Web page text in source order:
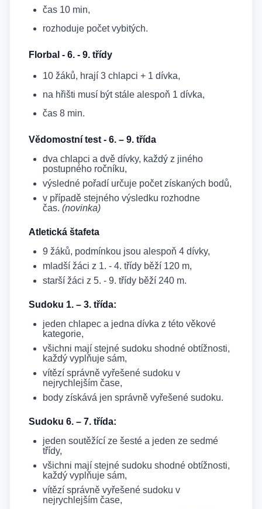
čas 10 min,
rozhoduje počet vybitých.
Florbal - 6. - 9. třídy
10 žáků, hrají 3 chlapci + 1 dívka,
na hřišti musí být stále alespoň 1 dívka,
čas 8 min.
Vědomostní test - 6. – 9. třída
dva chlapci a dvě dívky, každý z jiného
postupného ročníku,
výsledné pořadí určuje počet získaných bodů,
v případě stejného výsledku rozhodne
čas. (novinka)
Atletická štafeta
9 žáků, podmínkou jsou alespoň 4 dívky,
mladší žáci z 1. - 4. třídy běží 120 m,
starší žáci z 5. - 9. třídy běží 240 m.
Sudoku 1. – 3. třída:
jeden chlapec a jedna dívka z této věkové
kategorie,
všichni mají stejné sudoku shodné obtížnosti,
každý vyplňuje sám,
vítězí správně vyřešené sudoku v
nejrychlejším čase,
body získává jen správně vyřešené sudoku.
Sudoku 6. – 7. třída:
jeden soutěžící ze šesté a jeden ze sedmé
třídy,
všichni mají stejné sudoku shodné obtížnosti,
každý vyplňuje sám,
vítězí správně vyřešené sudoku v
nejrychlejším čase,